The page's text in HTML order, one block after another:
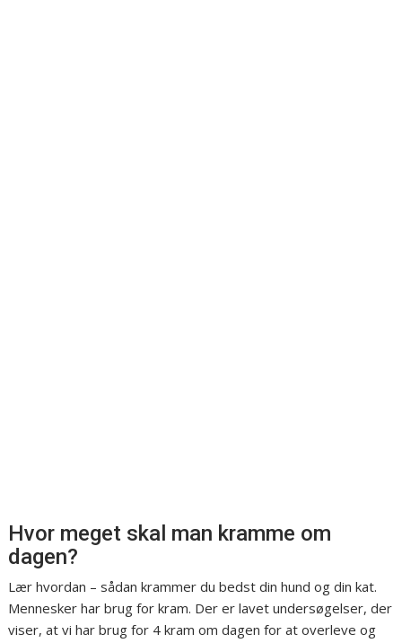
Hvor meget skal man kramme om
dagen?
Lær hvordan – sådan krammer du bedst din hund og din kat.
Mennesker har brug for kram. Der er lavet undersøgelser, der
viser, at vi har brug for 4 kram om dagen for at overleve og